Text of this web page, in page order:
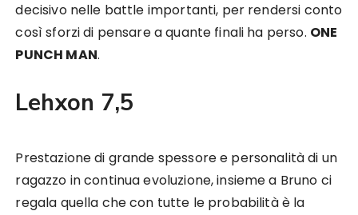
decisivo nelle battle importanti, per rendersi conto
così sforzi di pensare a quante finali ha perso. ONE
PUNCH MAN.
Lehxon 7,5
Prestazione di grande spessore e personalità di un
ragazzo in continua evoluzione, insieme a Bruno ci
regala quella che con tutte le probabilità è la